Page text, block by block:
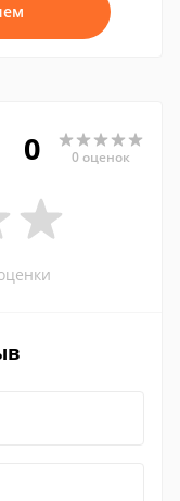
0 0 оценок